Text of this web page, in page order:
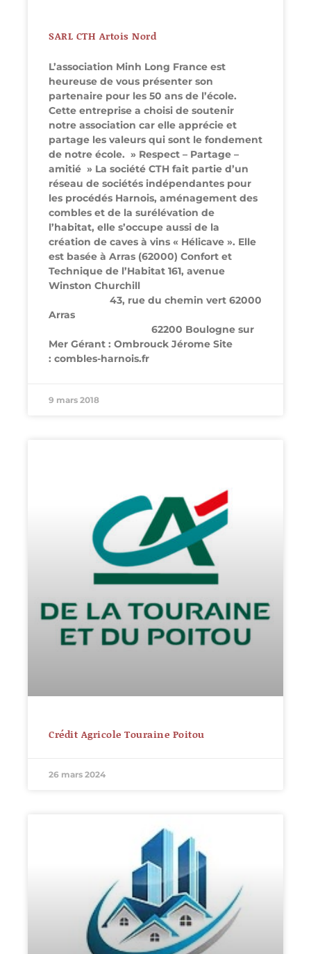
SARL CTH Artois Nord
L’association Minh Long France est
heureuse de vous présenter son
partenaire pour les 50 ans de l’école.
Cette entreprise a choisi de soutenir
notre association car elle apprécie et
partage les valeurs qui sont le fondement
de notre école. » Respect – Partage –
amitié » La société CTH fait partie d’un
réseau de sociétés indépendantes pour
les procédés Harnois, aménagement des
combles et de la surélévation de
l’habitat, elle s’occupe aussi de la
création de caves à vins « Hélicave ». Elle
est basée à Arras (62000) Confort et
Technique de l’Habitat 161, avenue
Winston Churchill
43, rue du chemin vert 62000
Arras
62200 Boulogne sur
Mer Gérant : Ombrouck Jérome Site
: combles-harnois.fr
9 mars 2018
Crédit Agricole Touraine Poitou
26 mars 2024